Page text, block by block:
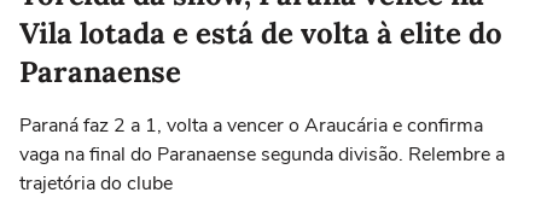
Vila lotada e está de volta à elite do
Paranaense
Paraná faz 2 a 1, volta a vencer o Araucária e confirma
vaga na final do Paranaense segunda divisão. Relembre a
trajetória do clube